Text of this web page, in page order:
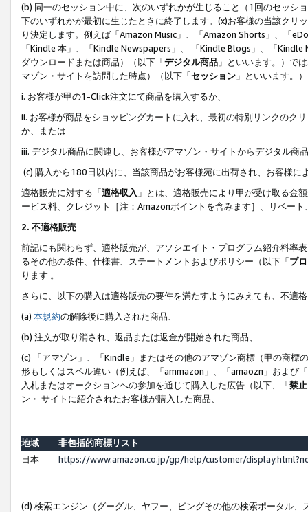
(b) 同一のセッション中に、次のいずれかが生じること（1回のセッシ
下のいずれかが最初に生じたときに終了します。(x)お客様の当該ク
り決定します。例えば「Amazon Music」、「Amazon Shorts」、「
「Kindle 本」、「Kindle Newspapers」、 「Kindle Blogs」、「
ダウンロードまたは商品）（以下「デジタル商品 」といいます。）で
マゾン・サイトを訪問した時点）（以下「セッション 」といいます。
i. お客様が甲の1-Click注文にて商品を購入するか、
ii. お客様が商品をショッピングカートに入れ、最初の特別リンクのク
か、または
iii. デジタル商品に関連し、お客様がアマゾン・サイトからデジタル
(c) 購入から180日以内に、当該商品がお客様宛に出荷され、お客様
適格販売に対する「適格収入 」とは、適格販売により甲が受け取る金
ービス料、クレジット［注：Amazonポイントを含みます］、リベー
2. 不適格販売
前記にも関わらず、適格販売が、アソシエイト・プログラム紹介料率
るその他の条件、仕様書、ステートメントおよびポリシー（以下「プ
ります 。
さらに、以下の購入は適格販売の要件を満たすようにみえても、不適
(a) 本規約の解除後に購入された商品、
(b) 注文が取り消され、返品または返金が開始された商品、
(c) 「アマゾン」、「Kindle」またはその他のアマゾン商標（甲の商
形もしくはスペル違い（例えば、「ammazon」、「amaozn」および
入札またはオークションへの参加を通じて購入した広告（以下、「禁
ン・ サイトに紹介されたお客様が購入した商品、
地域
非包括的商標リスト
日本
https://www.amazon.co.jp/gp/help/customer/
(d) 検索エンジン（グーグル、ヤフー、ビングその他の検索ポータル